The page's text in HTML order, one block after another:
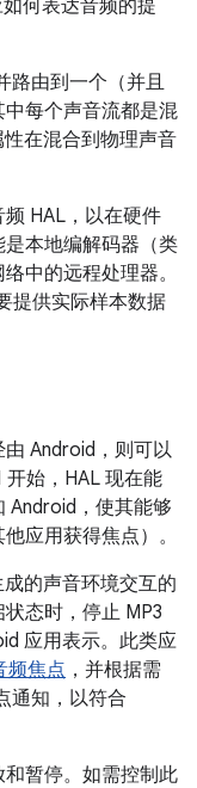
如何表达音频的提
路由到一个（并且
每个声音流都是混
在混合到物理声音
HAL，以在硬件
本地编解码器（类
中的远程处理器。
提供实际样本数据
Android，则可以
开始，HAL 现在能
Android，使其能够
应用获得焦点）。
的声音环境交互的
态时，停止 MP3
应用表示。此类应
频焦点 ，并根据需
通知，以符合
暂停。如需控制此